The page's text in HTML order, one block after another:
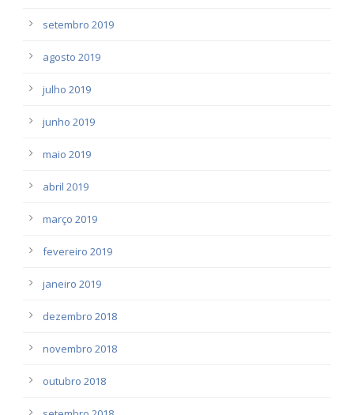
setembro 2019
agosto 2019
julho 2019
junho 2019
maio 2019
abril 2019
março 2019
fevereiro 2019
janeiro 2019
dezembro 2018
novembro 2018
outubro 2018